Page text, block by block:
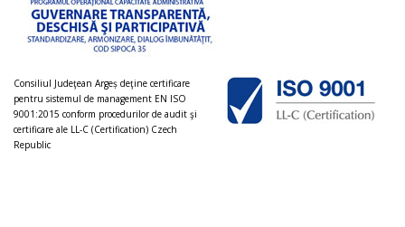
Consiliul Judeţean Argeș deţine certificare
pentru sistemul de management EN ISO
9001:2015 conform procedurilor de audit şi
certificare ale LL-C (Certification) Czech
Republic